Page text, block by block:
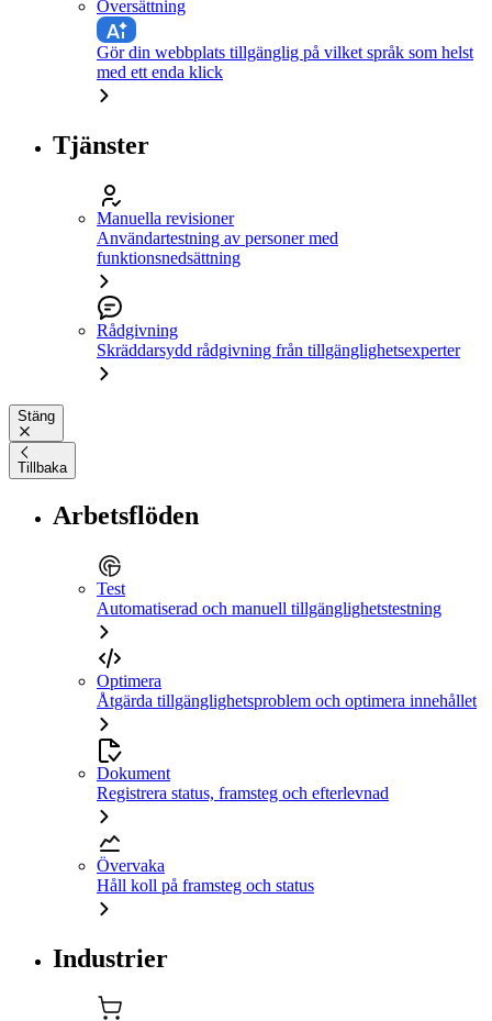
Översättning
Gör din webbplats tillgänglig på vilket språk som helst
med ett enda klick
Tjänster
Manuella revisioner
Användartestning av personer med
funktionsnedsättning
Rådgivning
Skräddarsydd rådgivning från tillgänglighetsexperter
Stäng
Tillbaka
Arbetsflöden
Test
Automatiserad och manuell tillgänglighetstestning
Optimera
Åtgärda tillgänglighetsproblem och optimera innehållet
Dokument
Registrera status, framsteg och efterlevnad
Övervaka
Håll koll på framsteg och status
Industrier